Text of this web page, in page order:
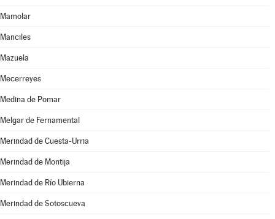
Mamolar
Manciles
Mazuela
Mecerreyes
Medina de Pomar
Melgar de Fernamental
Merindad de Cuesta-Urria
Merindad de Montija
Merindad de Río Ubierna
Merindad de Sotoscueva